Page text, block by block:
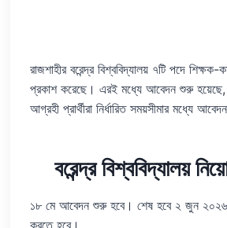
রাজশাহীর বরেন্দ্র বিশ্ববিদ্যালয় ৭টি পদে শিক্ষক-
প্রকাশ করেছে। এরই মধ্যে আবেদন শুরু
আগ্রহী প্রার্থীরা নির্ধারিত সময়সীমার মধ্যে
বরেন্দ্র বিশ্ববিদ্যালয়
১৮ মে আবেদন শুরু হবে। শেষ হবে ২ জুন